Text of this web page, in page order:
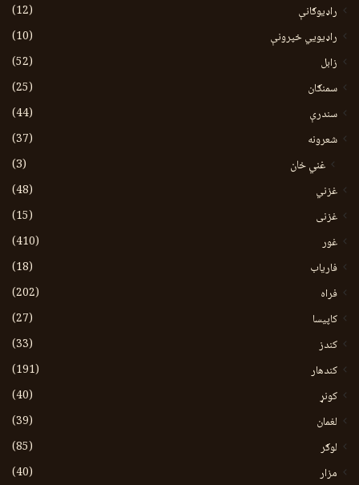
راډیوګانې
(12)
راډیويي خپرونې
(10)
زابل
(52)
سمنګان
(25)
سندرې
(44)
شعرونه
(37)
غني خان
(3)
غزني
(48)
غزنی
(15)
غور
(410)
فاریاب
(18)
فراه
(202)
کاپیسا
(27)
کندز
(33)
کندهار
(191)
کونړ
(40)
لغمان
(39)
لوګر
(85)
مزار
(40)